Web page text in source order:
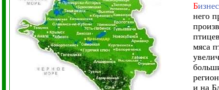
Б
него
мяса
и на